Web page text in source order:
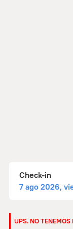
Check-in
7 ago 2026,
UPS. NO